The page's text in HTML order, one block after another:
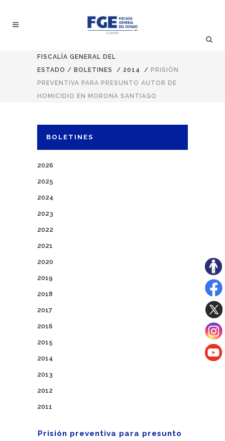
FISCALÍA GENERAL DEL
ESTADO / BOLETINES / 2014 / PRISIÓN
PREVENTIVA PARA PRESUNTO AUTOR DE
HOMICIDIO EN MORONA SANTIAGO
BOLETINES
2026
2025
2024
2023
2022
2021
2020
2019
2018
2017
2016
2015
2014
2013
2012
2011
Prisión preventiva para presunto